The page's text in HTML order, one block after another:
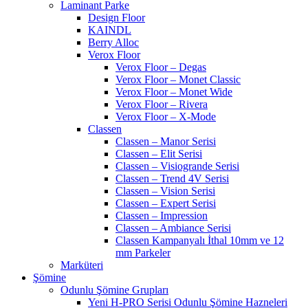
Laminant Parke
Design Floor
KAINDL
Berry Alloc
Verox Floor
Verox Floor – Degas
Verox Floor – Monet Classic
Verox Floor – Monet Wide
Verox Floor – Rivera
Verox Floor – X-Mode
Classen
Classen – Manor Serisi
Classen – Elit Serisi
Classen – Visiogrande Serisi
Classen – Trend 4V Serisi
Classen – Vision Serisi
Classen – Expert Serisi
Classen – Impression
Classen – Ambiance Serisi
Classen Kampanyalı İthal 10mm ve 12
mm Parkeler
Marküteri
Şömine
Odunlu Şömine Grupları
Yeni H-PRO Serisi Odunlu Şömine Hazneleri